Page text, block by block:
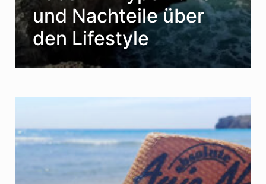
und Nachteile über
den Lifestyle